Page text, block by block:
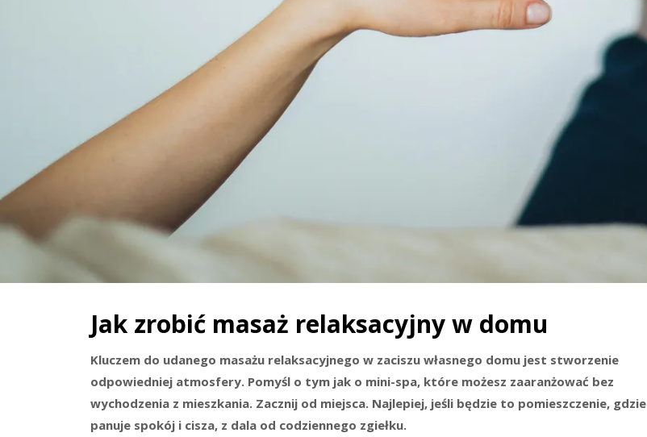
Jak zrobić masaż relaksacyjny w domu
Kluczem do udanego masażu relaksacyjnego w zaciszu własnego domu jest stworzenie
odpowiedniej atmosfery. Pomyśl o tym jak o mini-spa, które możesz zaaranżować bez
wychodzenia z mieszkania. Zacznij od miejsca. Najlepiej, jeśli będzie to pomieszczenie, gdzie
panuje spokój i cisza, z dala od codziennego zgiełku.